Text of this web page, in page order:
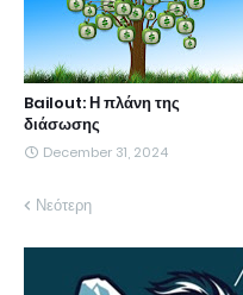
Bailout: Η πλάνη της
διάσωσης
December 31, 2024
Νεότερη